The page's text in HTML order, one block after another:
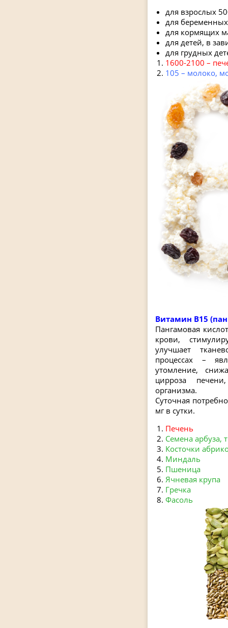
для взрослых
для
для кормящих
для детей, в
для грудных
1600-2100 –
105 – молоко,
Витамин В15
Пангамовая
крови,
улучшает
процессах –
утомление,
цирроза
организма.
Суточная
мг в сутки.
Печень
Семена арбуза,
Косточки
Миндаль
Пшеница
Ячневая крупа
Гречка
Фасоль